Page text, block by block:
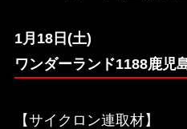
1月18日(土)
ワンダーランド1188鹿児
【サイクロン連取材】